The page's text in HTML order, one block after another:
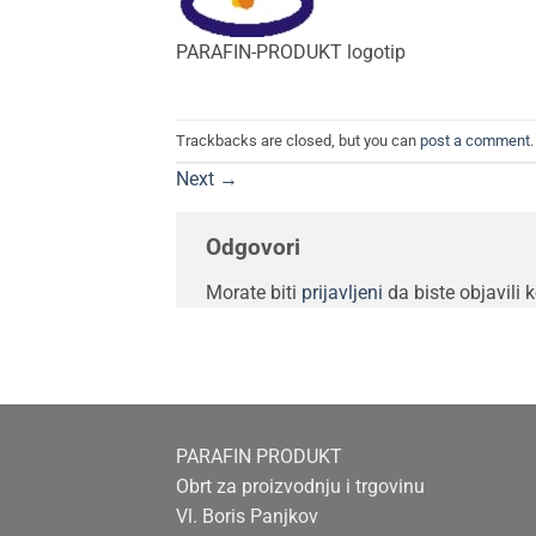
PARAFIN-PRODUKT logotip
Trackbacks are closed, but you can post a comment.
Next →
Odgovori
Morate biti prijavljeni da biste objavili
PARAFIN PRODUKT
Obrt za proizvodnju i trgovinu
Vl. Boris Panjkov